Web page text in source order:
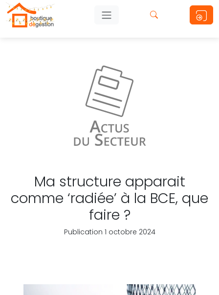
Ma structure apparait
comme ‘radiée’ à la BCE, que
faire ?
Publication 1 octobre 2024